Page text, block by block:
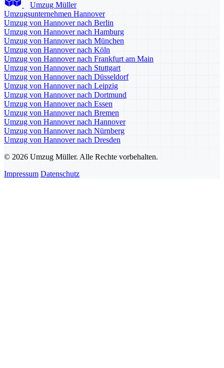
Umzug Müller
Umzugsunternehmen Hannover
Umzug von Hannover nach Berlin
Umzug von Hannover nach Hamburg
Umzug von Hannover nach München
Umzug von Hannover nach Köln
Umzug von Hannover nach Frankfurt am Main
Umzug von Hannover nach Stuttgart
Umzug von Hannover nach Düsseldorf
Umzug von Hannover nach Leipzig
Umzug von Hannover nach Dortmund
Umzug von Hannover nach Essen
Umzug von Hannover nach Bremen
Umzug von Hannover nach Hannover
Umzug von Hannover nach Nürnberg
Umzug von Hannover nach Dresden
© 2026 Umzug Müller. Alle Rechte vorbehalten.
Impressum Datenschutz